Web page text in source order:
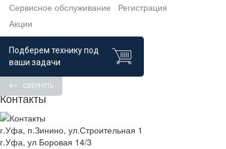
Сервисное обслуживание
Акции
Доставка и оплата
Кредит и лизинг
Регистрация
Контакты
г.Уфа, п.Зинино, ул.Строительная 1
г.Уфа, ул Боровая 14/3
Подберем технику под
ваши задачи
СВЕРНУТЬ